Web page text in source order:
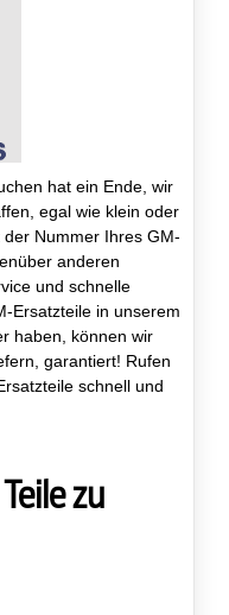
hat ein Ende, wir
egal wie klein oder
Nummer Ihres GM-
anderen
und schnelle
Ersatzteile in unserem
haben, können wir
garantiert! Rufen
schnell und
zu